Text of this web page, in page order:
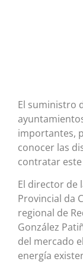
El suministro
importantes,
conocer las
contratar
El director de
Provincial da
regional de
González
del mercado
energía